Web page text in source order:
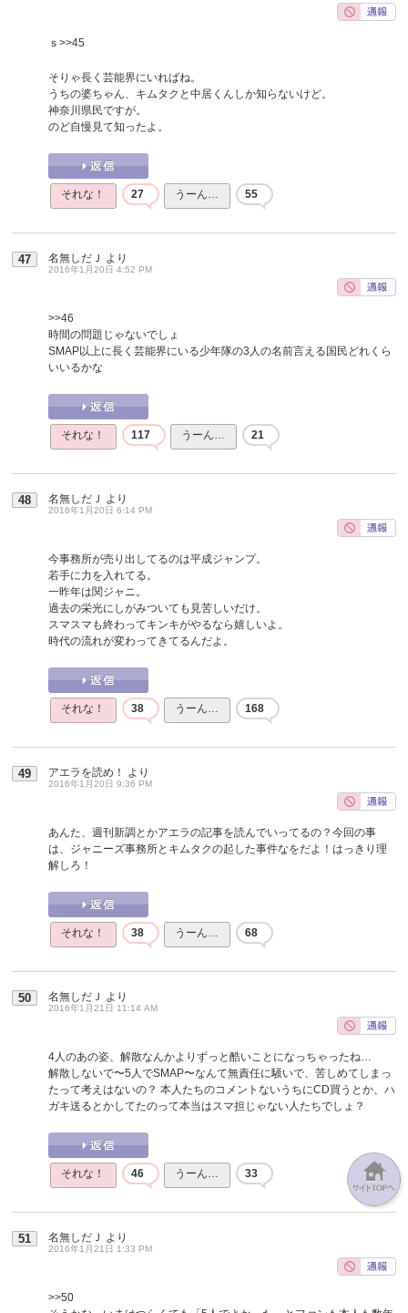
ｓ >>45
そりゃ長く芸能界にいればね。
うちの婆ちゃん、キムタクと中居くんしか知らないけど。
神奈川県民ですが。
のど自慢見て知ったよ。
それな！ 27 うーん… 55
47 名無しだＪ より
2016年1月20日 4:52 PM
>>46
時間の問題じゃないでしょ
SMAP以上に長く芸能界にいる少年隊の3人の名前言える国民どれくら
いいるかな
それな！ 117 うーん… 21
48 名無しだＪ より
2016年1月20日 6:14 PM
今事務所が売り出してるのは平成ジャンプ。
若手に力を入れてる。
一昨年は関ジャニ。
過去の栄光にしがみついても見苦しいだけ。
スマスマも終わってキンキがやるなら嬉しいよ。
時代の流れが変わってきてるんだよ。
それな！ 38 うーん… 168
49 アエラを読め！ より
2016年1月20日 9:36 PM
あんた、週刊新調とかアエラの記事を読んでいってるの？今回の事
は、ジャニーズ事務所とキムタクの起した事件なをだよ！はっきり理
解しろ！
それな！ 38 うーん… 68
50 名無しだＪ より
2016年1月21日 11:14 AM
4人のあの姿、解散なんかよりずっと酷いことになっちゃったね…
解散しないで〜5人でSMAP〜なんて無責任に騒いで、苦しめてしまっ
たって考えはないの？ 本人たちのコメントないうちにCD買うとか、ハ
ガキ送るとかしてたのって本当はスマ担じゃない人たちでしょ？
それな！ 46 うーん… 33
51 名無しだＪ より
2016年1月21日 1:33 PM
>>50